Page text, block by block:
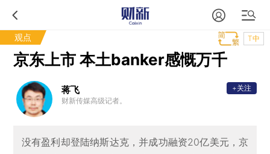
观点 T中
京东上市 本土banker感慨万千
蒋飞
财新传媒高级记者。
+关注
没有盈利却登陆纳斯达克，并成功融资20亿美元，京